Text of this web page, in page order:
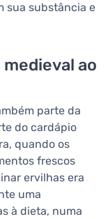
sua substância e
ao
parte da
do cardápio
quando os
frescos
ervilhas era
uma
à dieta, numa